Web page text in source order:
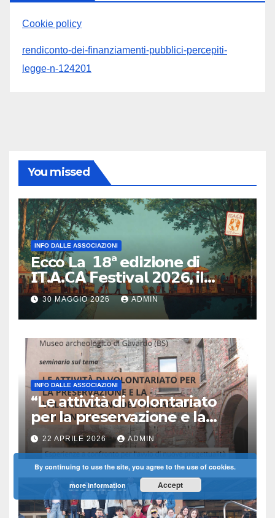
Cookie policy
rendiconto-dei-finanziamenti-pubblici-percepiti-
legge-n-124201
You missed
INFO DALLE ASSOCIAZIONI
Ecco La 𝟭8ª 𝗲𝗱𝗶𝘇𝗶𝗼𝗻𝗲 di
𝗜𝗧.𝗔.𝗖𝗔̀ 𝗙𝗲𝘀𝘁𝗶𝘃𝗮𝗹 𝟮𝟬𝟮6, il
primo e unico festival in Italia
dedicato al turismo
responsabile.
30 MAGGIO 2026 ADMIN
INFO DALLE ASSOCIAZIONI
“Le attività di volontariato
per la preservazione e la
valorizzazione del paesaggio
e dei beni culturali
Esperienze a confronto per
l’avvio di nuove
progettualità – Sabato 2
maggio 2026 ore 10:30 Museo
22 APRILE 2026 ADMIN
By continuing to use the site, you agree to the use of cookies.
more information
Accept